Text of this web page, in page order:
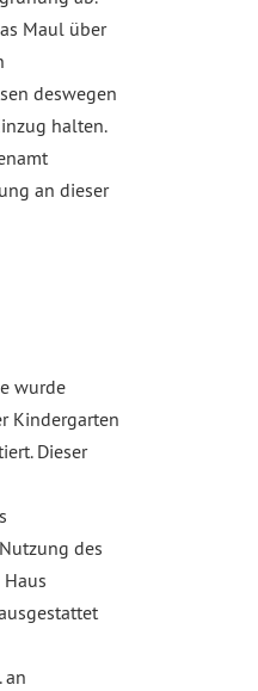
Maul über
deswegen
halten.
an dieser
wurde
Kindergarten
Dieser
des
an